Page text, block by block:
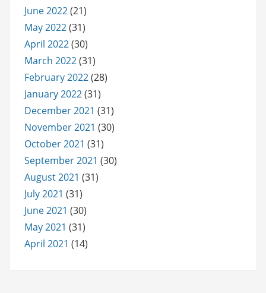
June 2022(21)
May 2022(31)
April 2022(30)
March 2022(31)
February 2022(28)
January 2022(31)
December 2021 (31)
November 2021 (30)
October 2021 (31)
September 2021 (30)
August 2021 (31)
July 2021 (31)
June 2021 (30)
May 2021 (31)
April 2021 (14)